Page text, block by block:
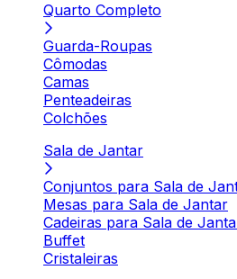
Quarto Completo
Guarda-Roupas
Cômodas
Camas
Penteadeiras
Colchões
Sala de Jantar
Conjuntos para Sala de
Mesas para Sala de Jantar
Cadeiras para Sala de
Buffet
Cristaleiras